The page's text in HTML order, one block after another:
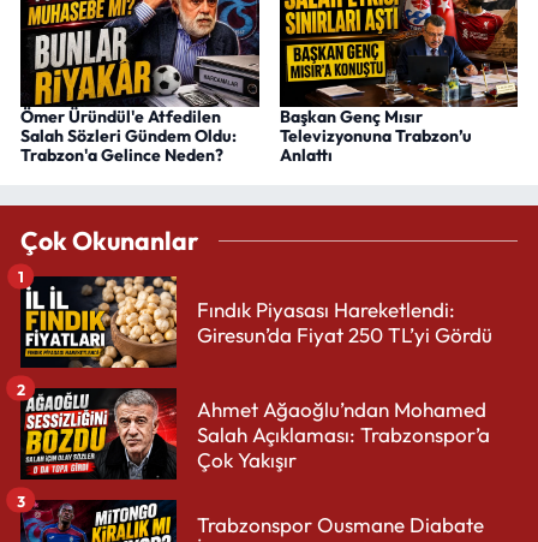
Ömer Üründül'e Atfedilen
Salah Sözleri Gündem Oldu:
Trabzon'a Gelince Neden?
Başkan Genç Mısır
Televizyonuna Trabzon’u
Anlattı
Çok Okunanlar
Fındık Piyasası Hareketlendi:
Giresun’da Fiyat 250 TL’yi Gördü
1
Ahmet Ağaoğlu’ndan Mohamed
Salah Açıklaması: Trabzonspor’a
Çok Yakışır
2
Trabzonspor Ousmane Diabate
3